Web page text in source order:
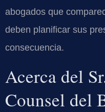
abogados que
deben planificar sus
consecuencia.
Acerca del
Counsel del